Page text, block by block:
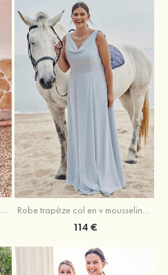
Trumpette/Sirène col en v jersey ras du sol robe de demoiselle d'honneur
114 €